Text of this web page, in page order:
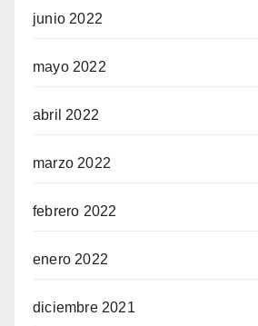
junio 2022
mayo 2022
abril 2022
marzo 2022
febrero 2022
enero 2022
diciembre 2021